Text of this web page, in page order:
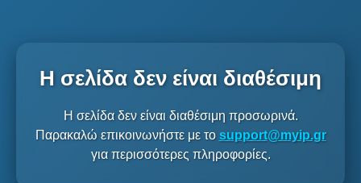
Η σελίδα δεν είναι διαθέσιμη
Η σελίδα δεν είναι διαθέσιμη προσωρινά.
Παρακαλώ επικοινωνήστε με το support@myip.gr
για περισσότερες πληροφορίες.